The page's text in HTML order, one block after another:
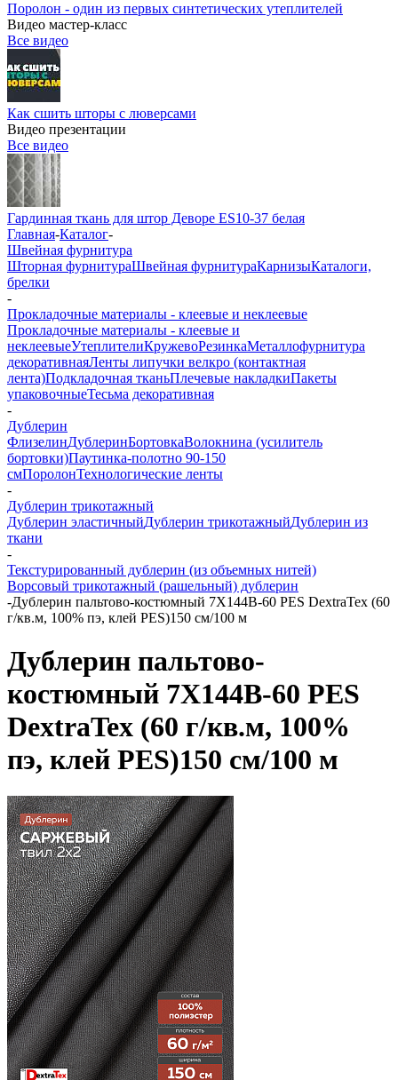
Поролон - один из первых синтетических утеплителей
Видео мастер-класс
Все видео
Как сшить шторы с люверсами
Видео презентации
Все видео
Гардинная ткань для штор Деворе ES10-37 белая
Главная-Каталог-
Швейная фурнитура
Шторная фурнитураШвейная фурнитураКарнизыКаталоги,
брелки
-
Прокладочные материалы - клеевые и неклеевые
Прокладочные материалы - клеевые и
неклеевыеУтеплителиКружевоРезинкаМеталлофурнитура
декоративнаяЛенты липучки велкро (контактная
лента)Подкладочная тканьПлечевые накладкиПакеты
упаковочныеТесьма декоративная
-
Дублерин
ФлизелинДублеринБортовкаВолокнина (усилитель
бортовки)Паутинка-полотно 90-150
смПоролонТехнологические ленты
-
Дублерин трикотажный
Дублерин эластичныйДублерин трикотажныйДублерин из
ткани
-
Текстурированный дублерин (из объемных нитей)
Ворсовый трикотажный (рашельный) дублерин
-Дублерин пальтово-костюмный 7X144B-60 PES DextraTex (60
г/кв.м, 100% пэ, клей PES)150 см/100 м
Дублерин пальтово-
костюмный 7X144B-60 PES
DextraTex (60 г/кв.м, 100%
пэ, клей PES)150 см/100 м